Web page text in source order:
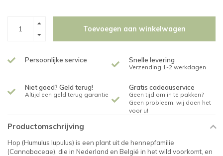
Toevoegen aan winkelwagen
Persoonlijke service Snelle levering
Verzending 1-2 werkdagen
Niet goed? Geld terug!
Altijd een geld terug garantie
Gratis cadeauservice
Geen tijd om in te pakken?
Geen probleem, wij doen het
voor u!
Productomschrijving
Hop (Humulus lupulus) is een plant uit de hennepfamilie
(Cannabaceae), die in Nederland en België in het wild voorkomt, en